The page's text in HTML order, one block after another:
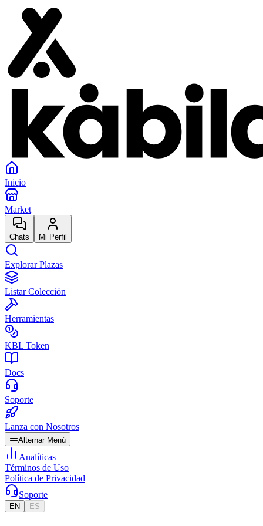
Inicio
Market
Chats Mi Perfil
Explorar Plazas
Listar Colección
Herramientas
KBL Token
Docs
Soporte
Lanza con Nosotros
Alternar Menú
Analíticas
Términos de Uso
Política de Privacidad
Soporte
EN ES